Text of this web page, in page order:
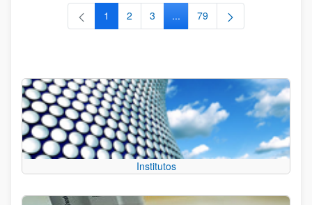
Página
1 Página
2 Página
3 ...Páginas intermedias Use TAB
Página
79
Institutos